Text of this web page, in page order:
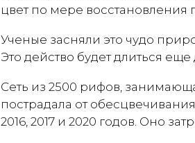
цвет по мере восстановления
Ученые засняли это чудо
Это действо будет длиться
Сеть из 2500 рифов,
пострадала от
2016, 2017 и 2020 годов. Оно